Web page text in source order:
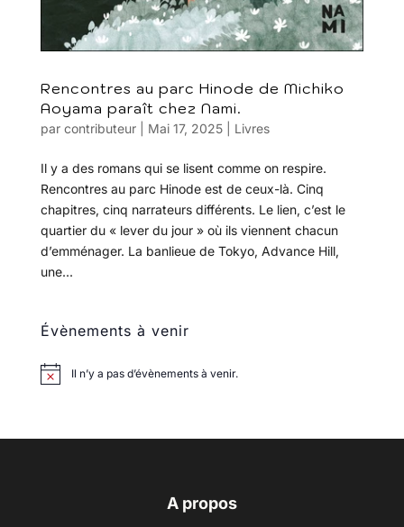
Rencontres au parc Hinode de Michiko
Aoyama paraît chez Nami.
par contributeur| Mai 17, 2025| Livres
Il y a des romans qui se lisent comme on respire.
Rencontres au parc Hinode est de ceux-là. Cinq
chapitres, cinq narrateurs différents. Le lien, c’est le
quartier du « lever du jour » où ils viennent chacun
d’emménager. La banlieue de Tokyo, Advance Hill,
une...
Évènements à venir
Il n’y a pas d’évènements à venir.
A propos